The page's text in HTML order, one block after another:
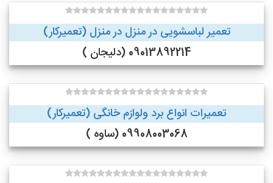
تعمیر لباسشویی در منزل در منزل (تعمیرکار)
09013892214 (دلیجان )
تعمیرات انواع برد ولوازم خانگی (تعمیرکار)
09908003068 (ساوه )